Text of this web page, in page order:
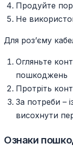
Продуйте
Не
Для роз’єму
Огляньте
пошкоджень
Протріть
За потреби –
висохнути
Ознаки